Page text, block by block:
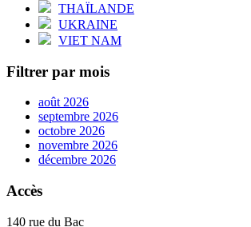
THAÏLANDE
UKRAINE
VIET NAM
Filtrer par mois
août 2026
septembre 2026
octobre 2026
novembre 2026
décembre 2026
Accès
140 rue du Bac